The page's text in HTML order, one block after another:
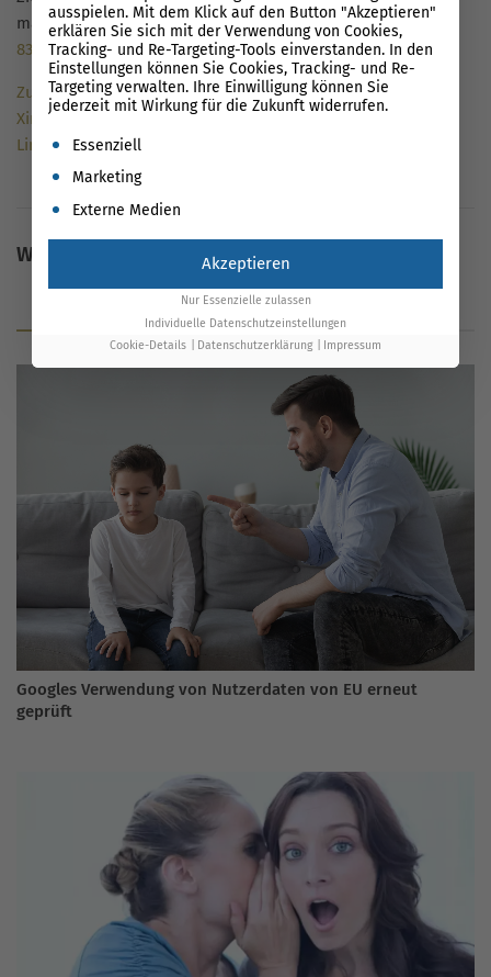
machen.Let’s connect: linkedin.com/in/florian-müller-
834362236
Zum Autorenprofil
Xing
LinkedIn
Weitere Inhalte
Googles Verwendung von Nutzerdaten von EU erneut
geprüft
ausspielen. Mit dem Klick auf den Button "Akzeptieren"
erklären Sie sich mit der Verwendung von Cookies,
Tracking- und Re-Targeting-Tools einverstanden. In den
Einstellungen können Sie Cookies, Tracking- und Re-
Targeting verwalten. Ihre Einwilligung können Sie
jederzeit mit Wirkung für die Zukunft widerrufen.
Es folgt eine Liste der Service-Gruppen, für die eine
Essenziell
Marketing
Externe Medien
Akzeptieren
Nur Essenzielle zulassen
Individuelle Datenschutzeinstellungen
Cookie-Details
Datenschutzerklärung Impressum